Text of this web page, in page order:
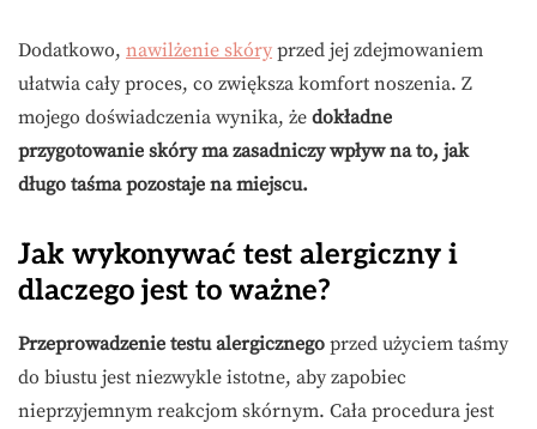
Dodatkowo, nawilżenie skóry przed jej zdejmowaniem
ułatwia cały proces, co zwiększa komfort noszenia. Z
mojego doświadczenia wynika, że dokładne
przygotowanie skóry ma zasadniczy wpływ na to, jak
długo taśma pozostaje na miejscu.
Jak wykonywać test alergiczny i
dlaczego jest to ważne?
Przeprowadzenie testu alergicznego przed użyciem taśmy
do biustu jest niezwykle istotne, aby zapobiec
nieprzyjemnym reakcjom skórnym. Cała procedura jest